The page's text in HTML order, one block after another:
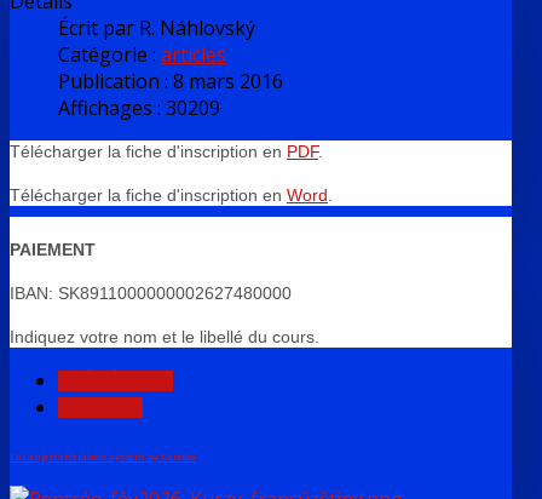
Écrit par R. Náhlovský
Catégorie : articles
Publication : 8 mars 2016
Affichages : 30209
Télécharger la fiche d'inscription en PDF.
Télécharger la fiche d'inscription en Word
PAIEMENT
IBAN: SK8911000000002627480000
Indiquez votre nom et le libellé du cours.
FaLang translation system by Faboba